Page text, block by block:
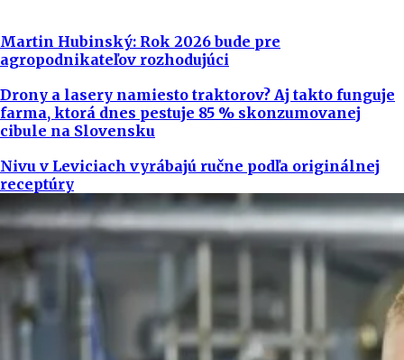
Martin Hubinský: Rok 2026 bude pre
agropodnikateľov rozhodujúci
Drony a lasery namiesto traktorov? Aj takto funguje
farma, ktorá dnes pestuje 85 % skonzumovanej
cibule na Slovensku
Nivu v Leviciach vyrábajú ručne podľa originálnej
receptúry